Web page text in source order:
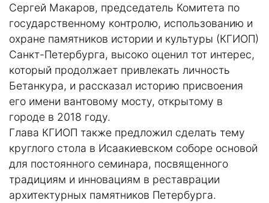
Сергей Макаров, председатель Комитета по
государственному контролю, использованию и
охране памятников истории и культуры (КГИОП)
Санкт-Петербурга, высоко оценил тот интерес,
который продолжает привлекать личность
Бетанкура, и рассказал историю присвоения
его имени вантовому мосту, открытому в
городе в 2018 году.
Глава КГИОП также предложил сделать тему
круглого стола в Исаакиевском соборе основой
для постоянного семинара, посвященного
традициям и инновациям в реставрации
архитектурных памятников Петербурга.